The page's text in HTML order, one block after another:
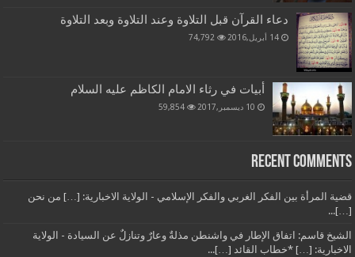
دعاء القرآن قبل التلاوة وعند التلاوة وبعد التلاوة
14 أبريل,2016 74,792
أبيات في رثاء الامام الكاظم عليه السلام
10 ديسمبر,2017 59,854
Recent Comments
قضية المرأة بين الفكر الغربي والفكر الإسلامي - الولاية الاخبارية: […] من نحن
[…]...
الشيخ قاسم: اتفاق الإطار في واشنطن مذلةٌ وعارٌ وتنازلٌ عن السيادة - الولاية
الاخبارية: […] *خطاب القائد […]...